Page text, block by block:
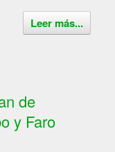
Leer más...
de
y Faro